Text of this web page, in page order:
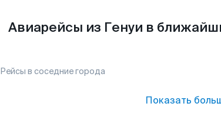
Авиарейсы из Генуи в
Рейсы в соседние города
Показать